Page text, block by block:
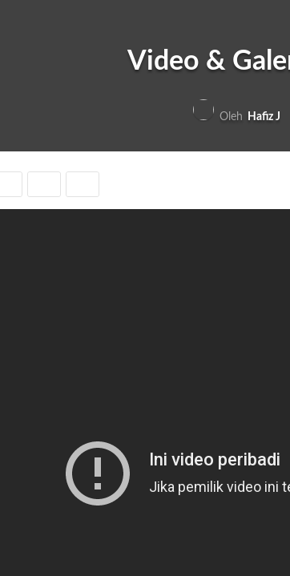
Video &
Oleh Hafiz J